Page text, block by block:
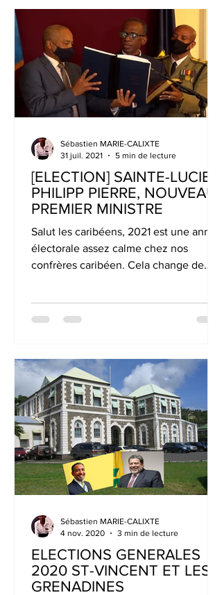
[ELECTION] SAINTE-LUCIE :
PHILIPP PIERRE, NOUVEAU
PREMIER MINISTRE
Salut les caribéens, 2021 est une année
électorale assez calme chez nos
confrères caribéen. Cela change de
Sébastien MARIE-CALIXTE
31 juil. 2021
5 min de lecture
ELECTIONS GENERALES
2020 ST-VINCENT ET LES
GRENADINES
Sébastien MARIE-CALIXTE
4 nov. 2020
3 min de lecture